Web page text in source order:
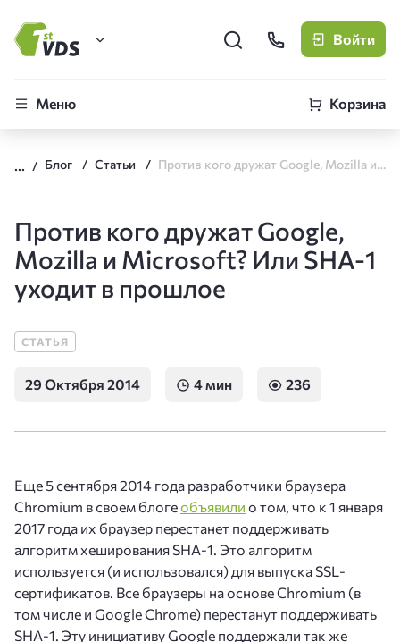
FirstVDS (вы здесь)
CLO
Войти
Меню Корзина
Блог Статьи Против кого дружат Google, Mozilla и Microsoft? Или SHA-1 уходит в прошлое
Против кого дружат Google,
Mozilla и Microsoft? Или SHA-1
уходит в прошлое
СТАТЬЯ
29 Октября 2014 4 мин 236
Еще 5 сентября 2014 года разработчики браузера
Chromium в своем блогеобъявили о том, что к 1 января
2017 года их браузер перестанет поддерживать
алгоритм хеширования SHA-1. Это алгоритм
используется (и использовался) для выпуска SSL-
сертификатов. Все браузеры на основе Chromium (в
том числе и Google Chrome) перестанут поддерживать
SHA-1. Эту инициативу Google поддержали так же